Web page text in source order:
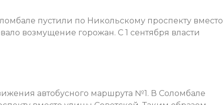
пустили по Никольскому проспекту вместо
возмущение горожан. С 1 сентября власти
автобусного маршрута №1. В Соломбале